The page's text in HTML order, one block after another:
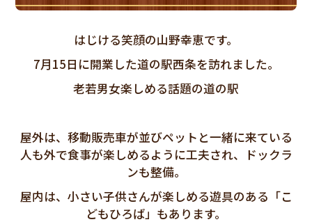
はじける笑顔の山野幸恵です。
7月15日に開業した道の駅西条を訪れました。
老若男女楽しめる話題の道の駅
屋外は、移動販売車が並びペットと一緒に来ている
人も外で食事が楽しめるように工夫され、ドックラ
ンも整備。
屋内は、小さい子供さんが楽しめる遊具のある「こ
どもひろば」もあります。